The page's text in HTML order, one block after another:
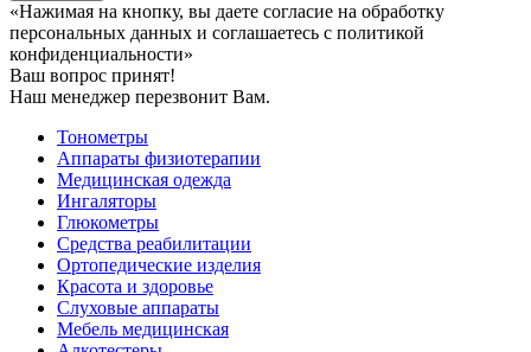
«Нажимая на кнопку, вы даете согласие на обработку
персональных данных и соглашаетесь c политикой
конфиденциальности»
Ваш вопрос принят!
Наш менеджер перезвонит Вам.
Тонометры
Аппараты физиотерапии
Медицинская одежда
Ингаляторы
Глюкометры
Средства реабилитации
Ортопедические изделия
Красота и здоровье
Слуховые аппараты
Мебель медицинская